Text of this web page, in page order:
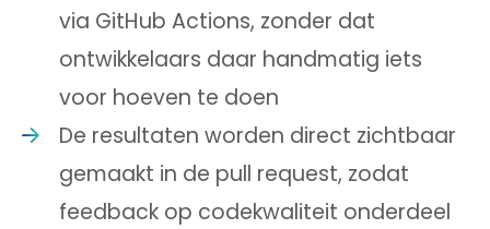
via GitHub Actions, zonder dat
ontwikkelaars daar handmatig iets
voor hoeven te doen
De resultaten worden direct zichtbaar
gemaakt in de pull request, zodat
feedback op codekwaliteit onderdeel